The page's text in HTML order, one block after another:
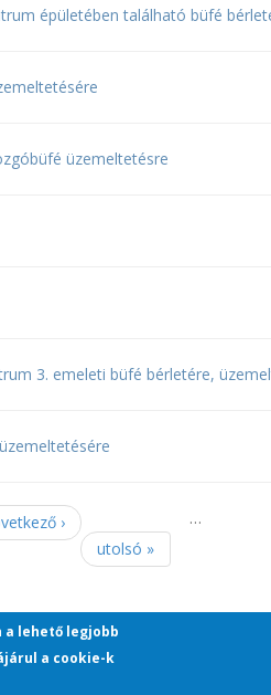
épületében található büfé
üzemeltetésre
3. emeleti büfé bérletére,
…
›
utolsó »
lehető legjobb
a cookie-k